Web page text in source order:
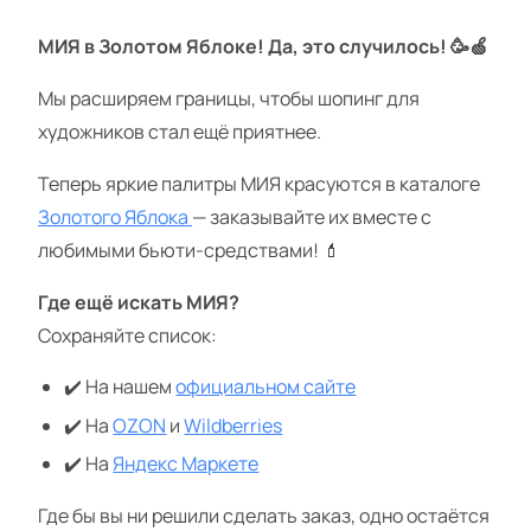
МИЯ в Золотом Яблоке! Да, это случилось! 🥳🍏
Мы расширяем границы, чтобы шопинг для
художников стал ещё приятнее.
Теперь яркие палитры МИЯ красуются в каталоге
Золотого Яблока — заказывайте их вместе с
любимыми бьюти-средствами! 💄
Где ещё искать МИЯ?
Сохраняйте список:
✔️ На нашемофициальном сайте
✔️ НаOZON иWildberries
✔️ НаЯндекс Маркете
Где бы вы ни решили сделать заказ, одно остаётся